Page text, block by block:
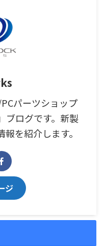
パーツショップ
ブログです。新製
を紹介します。
ジ